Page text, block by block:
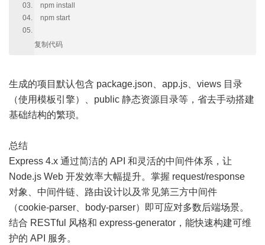
npm install
npm start
复制代码
生成的项目默认包含 package.json、app.js、views 目录
（使用模板引擎）、public 静态资源目录等，省去手动搭建
基础结构的繁琐。
总结
Express 4.x 通过简洁的 API 和灵活的中间件体系，让
Node.js Web 开发效率大幅提升。掌握 request/response
对象、中间件链、路由设计以及常见第三方中间件
（cookie-parser、body-parser）即可应对多数后端场景。
结合 RESTful 风格和 express-generator，能快速构建可维
护的 API 服务。